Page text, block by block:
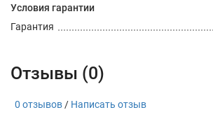
Условия гарантии
Гарантия
Отзывы (0)
0 отзывов / Написать отзыв